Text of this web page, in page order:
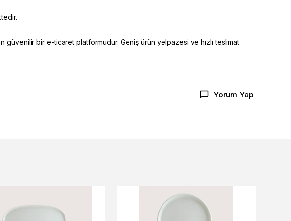
bir e-ticaret platformudur. Geniş ürün yelpazesi ve hızlı teslimat
Yorum Yap